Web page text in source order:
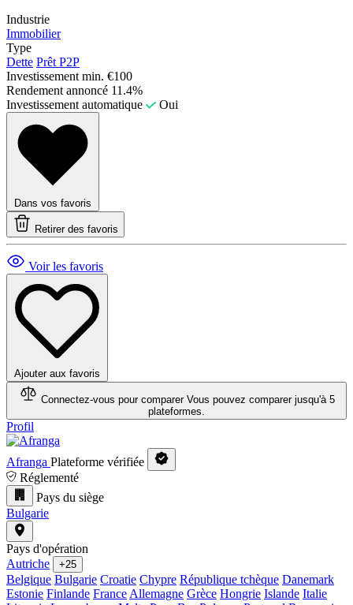
Industrie
Immobilier
Type
Dette Prêt P2P
Investissement min. €100
Rendement annoncé 11.4%
Investissement automatique
Oui
Dans vos favoris
Retirer des favoris
Voir les favoris
Ajouter aux favoris
Connectez-vous pour comparer Vous pouvez comparer jusqu'à 5
plateformes.
Profil
Afranga Plateforme vérifiée
Réglementé
Pays du siège
Bulgarie
Pays d'opération
Autriche
+25
Belgique Bulgarie Croatie Chypre République tchèque Danemark
Estonie Finlande France Allemagne Grèce Hongrie Islande Italie